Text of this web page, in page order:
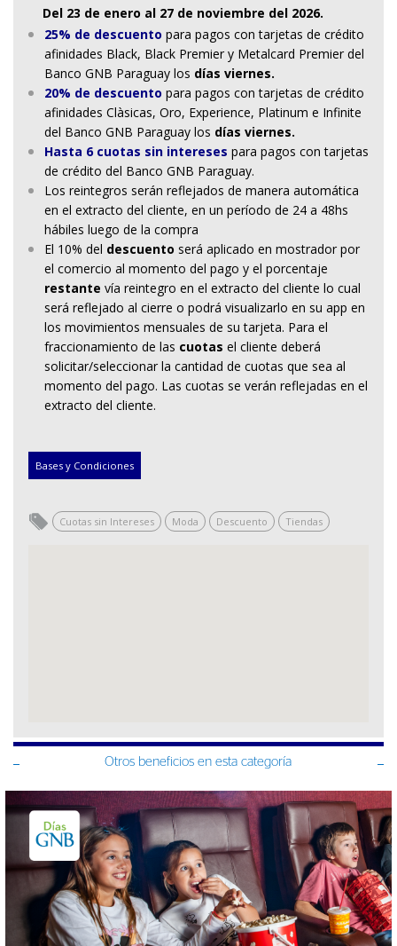
Del 23 de enero al 27 de noviembre del 2026.
25% de descuento para pagos con tarjetas de crédito
afinidades Black, Black Premier y Metalcard Premier del
Banco GNB Paraguay los días viernes.
20% de descuento para pagos con tarjetas de crédito
afinidades Clàsicas, Oro, Experience, Platinum e Infinite
del Banco GNB Paraguay los días viernes.
Hasta 6 cuotas sin intereses para pagos con tarjetas
de crédito del Banco GNB Paraguay.
Los reintegros serán reflejados de manera automática
en el extracto del cliente, en un período de 24 a 48hs
hábiles luego de la compra
El 10% del descuento será aplicado en mostrador por
el comercio al momento del pago y el porcentaje
restante vía reintegro en el extracto del cliente lo cual
será reflejado al cierre o podrá visualizarlo en su app en
los movimientos mensuales de su tarjeta. Para el
fraccionamiento de las cuotas el cliente deberá
solicitar/seleccionar la cantidad de cuotas que sea al
momento del pago. Las cuotas se verán reflejadas en el
extracto del cliente.
Bases y Condiciones
Cuotas sin Intereses Moda Descuento Tiendas
Otros beneficios en esta categoría